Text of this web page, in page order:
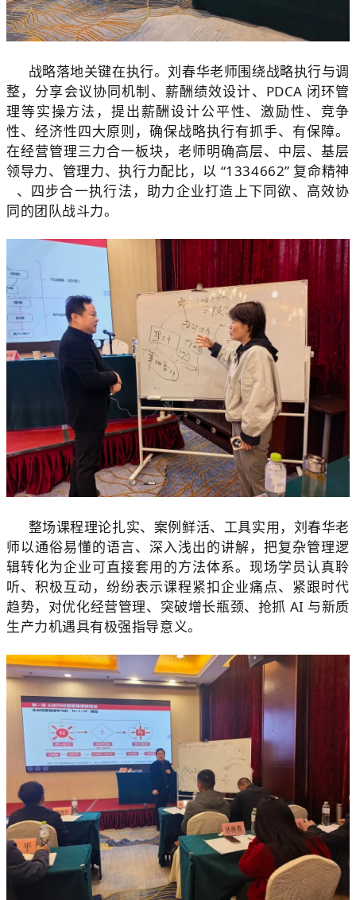
战略落地关键在执行。刘春华老师围绕战略执行与调
整，分享会议协同机制、薪酬绩效设计、PDCA 闭环管
理等实操方法，提出薪酬设计公平性、激励性、竞争
性、经济性四大原则，确保战略执行有抓手、有保障。
在经营管理三力合一板块，老师明确高层、中层、基层
领导力、管理力、执行力配比，以 “1334662” 复命精神
、四步合一执行法，助力企业打造上下同欲、高效协
同的团队战斗力。
整场课程理论扎实、案例鲜活、工具实用，刘春华老
师以通俗易懂的语言、深入浅出的讲解，把复杂管理逻
辑转化为企业可直接套用的方法体系。现场学员认真聆
听、积极互动，纷纷表示课程紧扣企业痛点、紧跟时代
趋势，对优化经营管理、突破增长瓶颈、抢抓 AI 与新质
生产力机遇具有极强指导意义。